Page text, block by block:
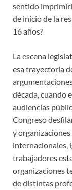
sentido
de inicio de la
16 años?
La escena
esa trayectoria
década, cuando
audiencias
Congreso
y
internacionales,
trabajadores
organizaciones
de distintas